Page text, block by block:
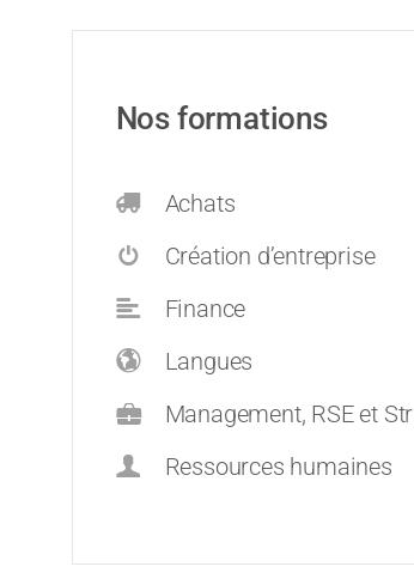
Nos formations
Achats
Création d’entreprise
Finance
Langues
Management, RSE et Stratégie
Ressources humaines